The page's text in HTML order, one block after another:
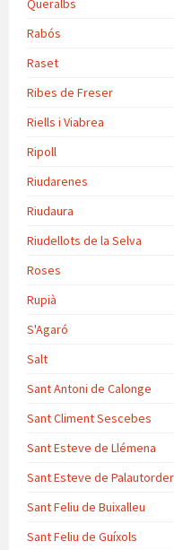
Queralbs
Rabós
Raset
Ribes de Freser
Riells i Viabrea
Ripoll
Riudarenes
Riudaura
Riudellots de la Selva
Roses
Rupià
S'Agaró
Salt
Sant Antoni de Calonge
Sant Climent Sescebes
Sant Esteve de Llémena
Sant Esteve de
Sant Feliu de Buixalleu
Sant Feliu de Guíxols